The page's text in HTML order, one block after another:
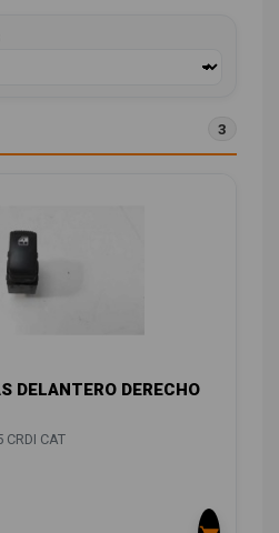
3
DELANTERO DERECHO
CRDI CAT